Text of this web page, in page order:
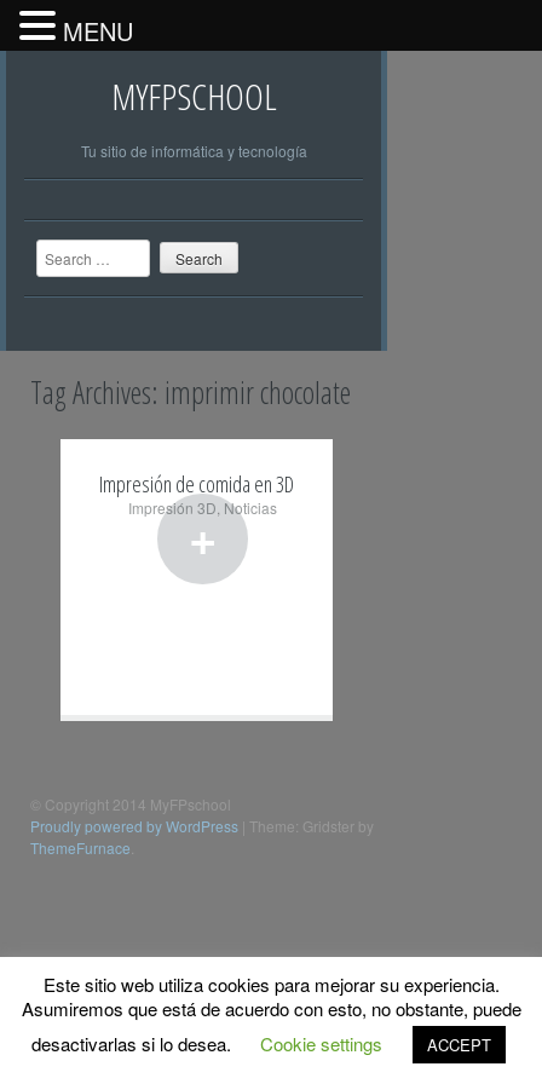
MYFPSCHOOL
Tu sitio de informática y tecnología
Search
Tag Archives: imprimir chocolate
+
Impresión de comida en 3D
Impresión 3D Noticias
© Copyright 2014 MyFPschool
Proudly powered by WordPress Theme: Gridster by
ThemeFurnace
Este sitio web utiliza cookies para mejorar su experiencia.
Asumiremos que está de acuerdo con esto, no obstante, puede
desactivarlas si lo desea.
Cookie settings ACCEPT
MENU